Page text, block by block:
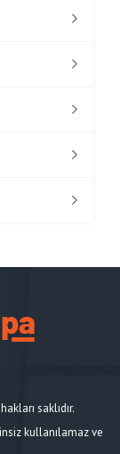
saklıdır.
kullanılamaz ve